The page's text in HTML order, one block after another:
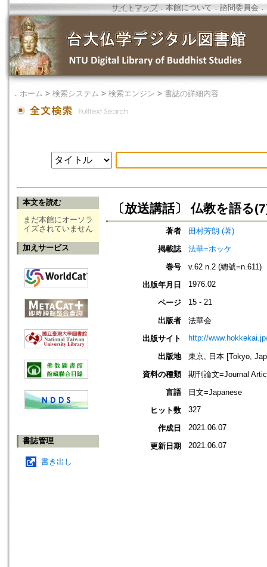
サイトマップ．本館について ． 諮問委員会 ．
． ホーム > 検索システム > 検索エンジン > 書誌の詳細内容
本文を読む
まだ本館にオーソラ
イズされていません
加えサービス
書誌管理
書き出し
〔放送講話〕 仏教を語る
著者
田村芳朗 (著)
掲載誌
法華=ホッケ
巻号
v.62 n.2 (總號=n.611)
出版年月日
1976.02
ページ 15 - 21
出版者
法華会
出版サイト
http://
出版地
東京, 日本 [Tokyo,
資料の種類
期刊論文=Journal
言語
日文=Japanese
ヒット数
327
作成日 2021.06.07
更新日期 2021.06.07